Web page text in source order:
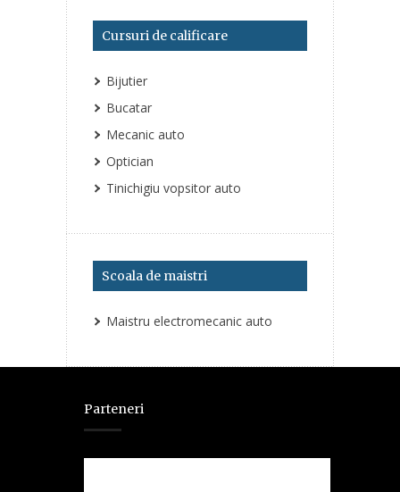
Cursuri de calificare
Bijutier
Bucatar
Mecanic auto
Optician
Tinichigiu vopsitor auto
Scoala de maistri
Maistru electromecanic auto
Parteneri